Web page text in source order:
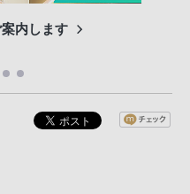
内します